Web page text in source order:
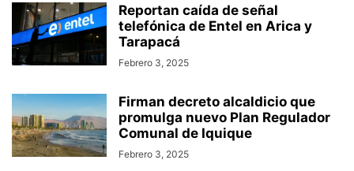
Reportan caída de señal
telefónica de Entel en Arica y
Tarapacá
Febrero 3, 2025
Firman decreto alcaldicio que
promulga nuevo Plan Regulador
Comunal de Iquique
Febrero 3, 2025